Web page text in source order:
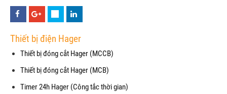
Thiết bị điện Hager
Thiết bị đóng cắt Hager (MCCB)
Thiết bị đóng cắt Hager (MCB)
Timer 24h Hager (Công tắc thời gian)